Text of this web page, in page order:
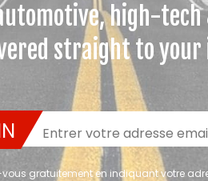
high-tech
straight to your
vous gratuitement en indiquant votre